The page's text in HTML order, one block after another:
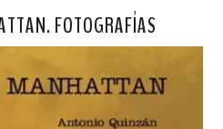
FOTOGRAFÍAS